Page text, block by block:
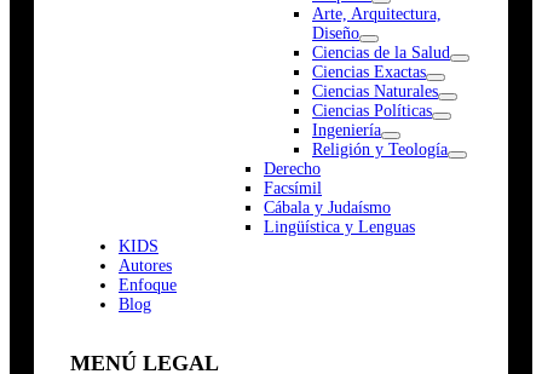
Arte, Arquitectura,
Diseño
Ciencias de la Salud
Ciencias Exactas
Ciencias Naturales
Ciencias Políticas
Ingeniería
Religión y Teología
Derecho
Facsímil
Cábala y Judaísmo
Lingüística y Lenguas
KIDS
Autores
Enfoque
Blog
MENÚ LEGAL